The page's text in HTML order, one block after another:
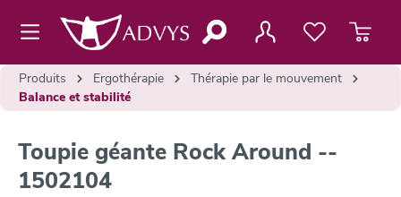
principal
Produits Ergothérapie
Thérapie par le mouvement
Balance et stabilité
Toupie géante Rock Around --
1502104